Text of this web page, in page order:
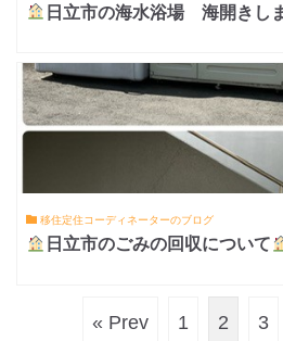
日立市の海水浴場 海開きし
移住定住コーディネーターのブログ
日立市のごみの回収について
« Prev 1 2 3